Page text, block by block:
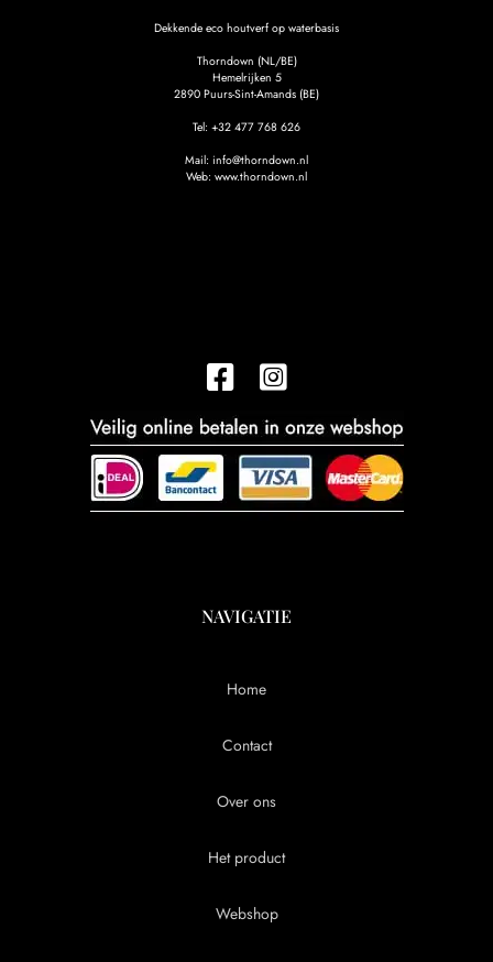
Dekkende eco houtverf op waterbasis
Thorndown (NL/BE)
Hemelrijken 5
2890 Puurs-Sint-Amands (BE)
Tel: +32 477 768 626
Mail: info@thorndown.nl
Web: www.thorndown.nl
NAVIGATIE
Home
Contact
Over ons
Het product
Webshop